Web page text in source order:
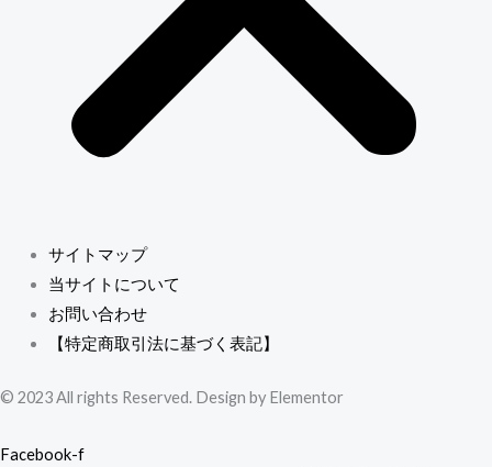
サイトマップ
当サイトについて
お問い合わせ
【特定商取引法に基づく表記】
© 2023 All rights Reserved. Design by Elementor
Facebook-f